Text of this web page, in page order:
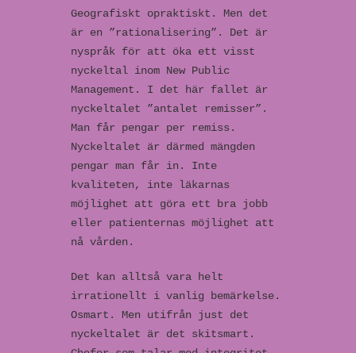
Geografiskt opraktiskt. Men det
är en ”rationalisering”. Det är
nyspråk för att öka ett visst
nyckeltal inom New Public
Management. I det här fallet är
nyckeltalet ”antalet remisser”.
Man får pengar per remiss.
Nyckeltalet är därmed mängden
pengar man får in. Inte
kvaliteten, inte läkarnas
möjlighet att göra ett bra jobb
eller patienternas möjlighet att
nå vården.
Det kan alltså vara helt
irrationellt i vanlig bemärkelse.
Osmart. Men utifrån just det
nyckeltalet är det skitsmart.